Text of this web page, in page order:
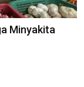
Minyakita